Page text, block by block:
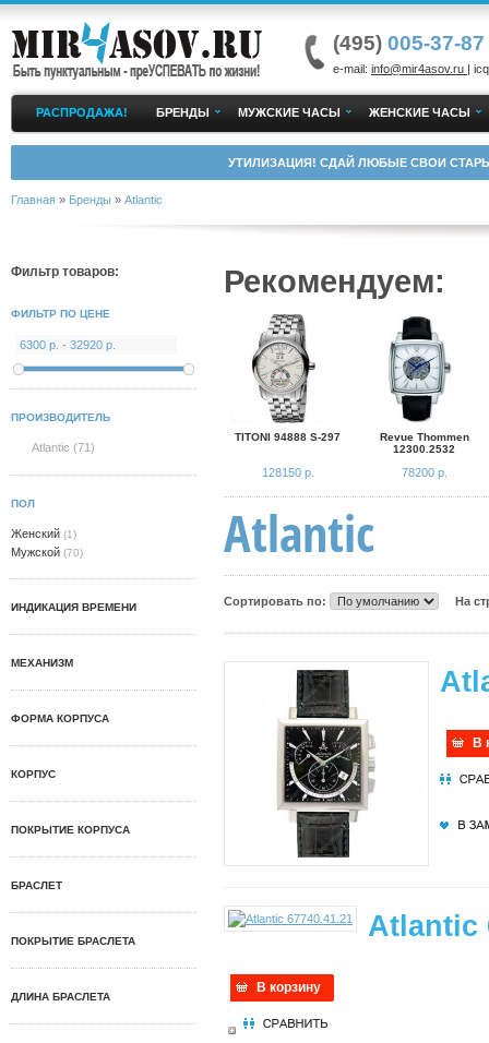
(495) 005-37-87
e-mail: info@mir4asov.ru |
РАСПРОДАЖА! БРЕНДЫ МУЖСКИЕ ЧАСЫ ЖЕНСКИЕ ЧАСЫ
УТИЛИЗАЦИЯ! СДАЙ ЛЮБЫЕ СВОИ
Главная » Бренды » Atlantic
Фильтр товаров:
ФИЛЬТР ПО ЦЕНЕ
ПРОИЗВОДИТЕЛЬ
Atlantic (71)
ПОЛ
Женский (1)
Мужской (70)
ИНДИКАЦИЯ ВРЕМЕНИ
МЕХАНИЗМ
ФОРМА КОРПУСА
КОРПУС
ПОКРЫТИЕ КОРПУСА
БРАСЛЕТ
ПОКРЫТИЕ БРАСЛЕТА
ДЛИНА БРАСЛЕТА
Рекомендуем:
TITONI 94888 S-297
128150 р.
Revue Thommen
12300.2532
78200 р.
Atlantic
Сортировать по: На
В
Atlantic
В корзину